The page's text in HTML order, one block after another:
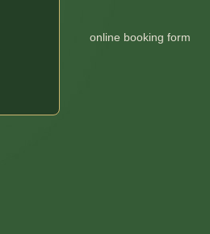
online booking form